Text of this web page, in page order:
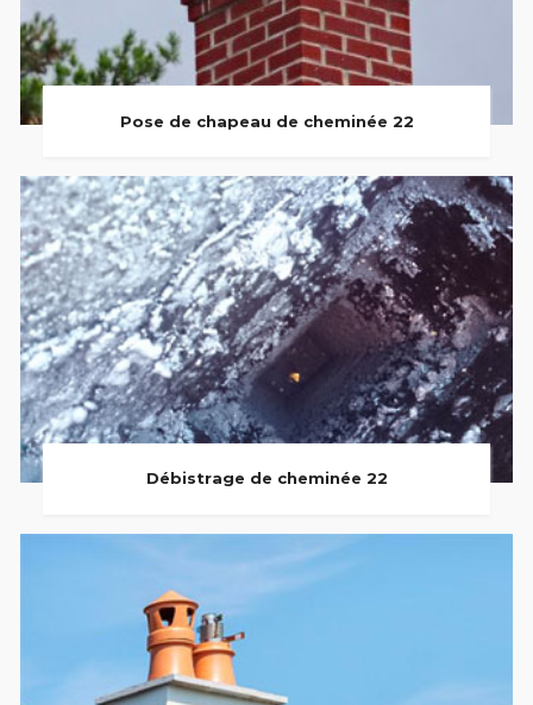
Pose de chapeau de cheminée 22
Débistrage de cheminée 22